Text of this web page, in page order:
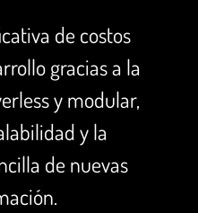
de costos
gracias a la
y modular,
y la
de nuevas